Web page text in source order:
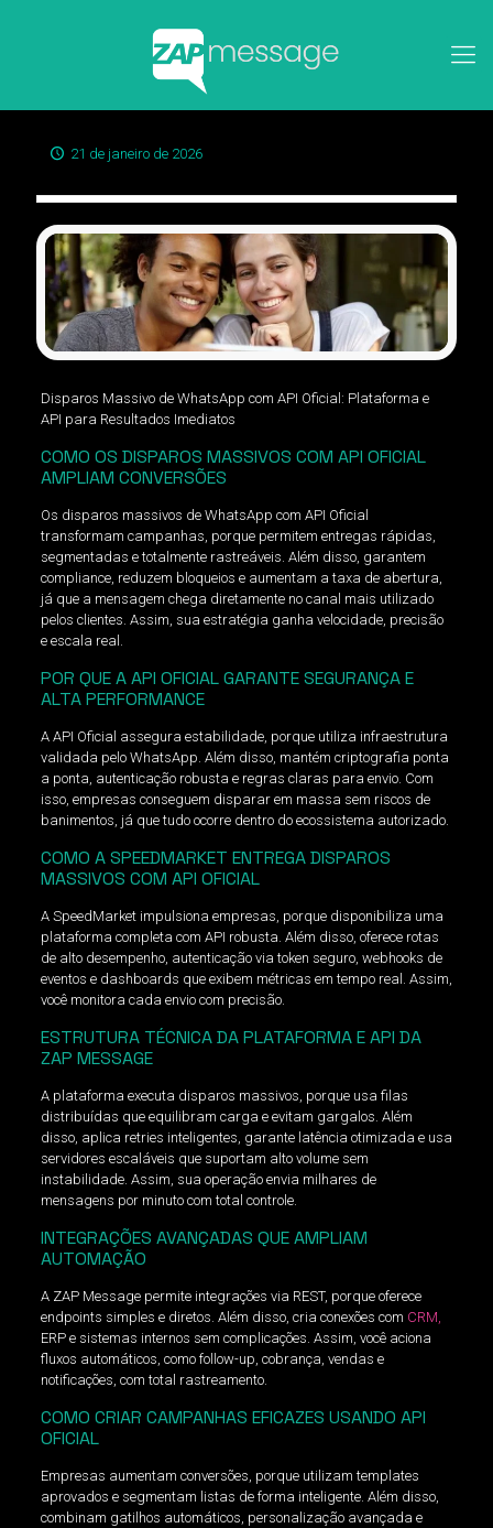
21 de janeiro de 2026
Disparos Massivo de WhatsApp com API Oficial: Plataforma e
API para Resultados Imediatos
COMO OS DISPAROS MASSIVOS COM API OFICIAL
AMPLIAM CONVERSÕES
Os disparos massivos de WhatsApp com API Oficial
transformam campanhas, porque permitem entregas rápidas,
segmentadas e totalmente rastreáveis. Além disso, garantem
compliance, reduzem bloqueios e aumentam a taxa de abertura,
já que a mensagem chega diretamente no canal mais utilizado
pelos clientes. Assim, sua estratégia ganha velocidade, precisão
e escala real.
POR QUE A API OFICIAL GARANTE SEGURANÇA E
ALTA PERFORMANCE
A API Oficial assegura estabilidade, porque utiliza infraestrutura
validada pelo WhatsApp. Além disso, mantém criptografia ponta
a ponta, autenticação robusta e regras claras para envio. Com
isso, empresas conseguem disparar em massa sem riscos de
banimentos, já que tudo ocorre dentro do ecossistema autorizado.
COMO A SPEEDMARKET ENTREGA DISPAROS
MASSIVOS COM API OFICIAL
A SpeedMarket impulsiona empresas, porque disponibiliza uma
plataforma completa com API robusta. Além disso, oferece rotas
de alto desempenho, autenticação via token seguro, webhooks de
eventos e dashboards que exibem métricas em tempo real. Assim,
você monitora cada envio com precisão.
ESTRUTURA TÉCNICA DA PLATAFORMA E API DA
ZAP MESSAGE
A plataforma executa disparos massivos, porque usa filas
distribuídas que equilibram carga e evitam gargalos. Além
disso, aplica retries inteligentes, garante latência otimizada e usa
servidores escaláveis que suportam alto volume sem
instabilidade. Assim, sua operação envia milhares de
mensagens por minuto com total controle.
INTEGRAÇÕES AVANÇADAS QUE AMPLIAM
AUTOMAÇÃO
A ZAP Message permite integrações via REST, porque oferece
endpoints simples e diretos. Além disso, cria conexões com CRM,
ERP e sistemas internos sem complicações. Assim, você aciona
fluxos automáticos, como follow-up, cobrança, vendas e
notificações, com total rastreamento.
COMO CRIAR CAMPANHAS EFICAZES USANDO API
OFICIAL
Empresas aumentam conversões, porque utilizam templates
aprovados e segmentam listas de forma inteligente. Além disso,
combinam gatilhos automáticos, personalização avançada e